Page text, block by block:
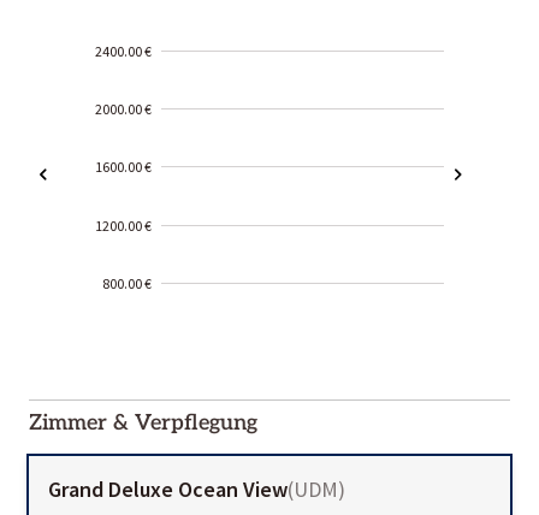
2400.00 €
2000.00 €
1600.00 €
1200.00 €
800.00 €
01-02
Zimmer & Verpflegung
Grand Deluxe Ocean View(UDM)